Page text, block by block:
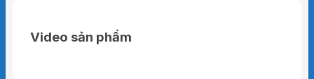
Video sản phẩm